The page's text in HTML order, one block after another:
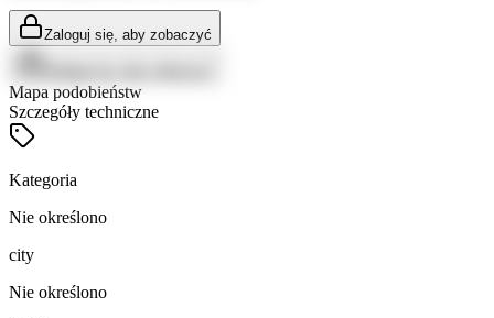
Zaloguj się, aby zobaczyć
Mapa podobieństw
Szczegóły techniczne
Kategoria
Nie określono
city
Nie określono